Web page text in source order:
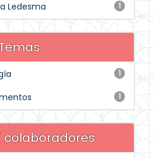
1
Ledesma
1
1
colaboradores